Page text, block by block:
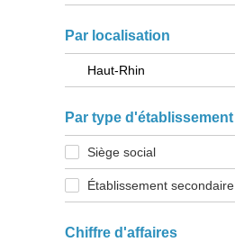
Par localisation
Haut-Rhin
Par type d'établissement
Siège social
Établissement secondaire
Chiffre d'affaires